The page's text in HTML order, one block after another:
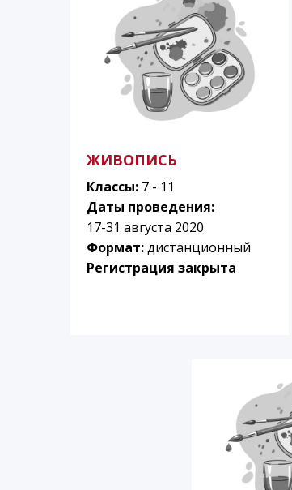
ЖИВОПИСЬ
Классы: 7 - 11
Даты проведения:
17-31 августа 2020
Формат:дистанционный
Регистрация закрыта